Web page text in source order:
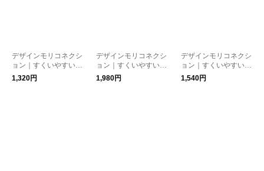
デザインモリコネクシ
ョン｜すくいやすいう
つわ 16.5cm
1,320円
デザインモリコネクシ
ョン｜すくいやすいう
つわ 21cm
1,980円
デザインモリコネクシ
ョン｜すくいやすいう
つわ 19cm
1,540円